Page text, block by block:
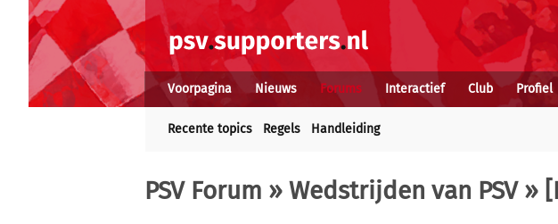
Voorpagina Nieuws Forums Interactief Club Profiel
Recente topics Regels Handleiding
PSV Forum » Wedstrijden van PSV»